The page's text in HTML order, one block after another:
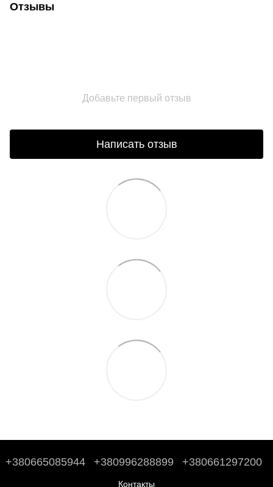
Отзывы
Добавьте первый отзыв
Написать отзыв
+380665085944 +380996288899 +380661297200
Контакты